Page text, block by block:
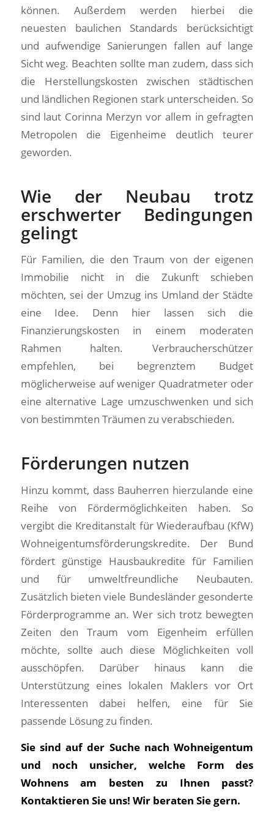
können. Außerdem werden hierbei die
neuesten baulichen Standards berücksichtigt
und aufwendige Sanierungen fallen auf lange
Sicht weg. Beachten sollte man zudem, dass sich
die Herstellungskosten zwischen städtischen
und ländlichen Regionen stark unterscheiden. So
sind laut Corinna Merzyn vor allem in gefragten
Metropolen die Eigenheime deutlich teurer
geworden.
Wie der Neubau trotz
erschwerter Bedingungen
gelingt
Für Familien, die den Traum von der eigenen
Immobilie nicht in die Zukunft schieben
möchten, sei der Umzug ins Umland der Städte
eine Idee. Denn hier lassen sich die
Finanzierungskosten in einem moderaten
Rahmen halten. Verbraucherschützer
empfehlen, bei begrenztem Budget
möglicherweise auf weniger Quadratmeter oder
eine alternative Lage umzuschwenken und sich
von bestimmten Träumen zu verabschieden.
Förderungen nutzen
Hinzu kommt, dass Bauherren hierzulande eine
Reihe von Fördermöglichkeiten haben. So
vergibt die Kreditanstalt für Wiederaufbau (KfW)
Wohneigentumsförderungskredite. Der Bund
fördert günstige Hausbaukredite für Familien
und für umweltfreundliche Neubauten.
Zusätzlich bieten viele Bundesländer gesonderte
Förderprogramme an. Wer sich trotz bewegten
Zeiten den Traum vom Eigenheim erfüllen
möchte, sollte auch diese Möglichkeiten voll
ausschöpfen. Darüber hinaus kann die
Unterstützung eines lokalen Maklers vor Ort
Interessenten dabei helfen, eine für Sie
passende Lösung zu finden.
Sie sind auf der Suche nach Wohneigentum
und noch unsicher, welche Form des
Wohnens am besten zu Ihnen passt?
Kontaktieren Sie uns! Wir beraten Sie gern.